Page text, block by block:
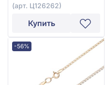
(арт. Ц126262)
Купить
-56%